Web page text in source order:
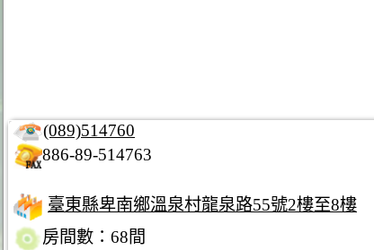
(089)514760
886-89-514763
臺東縣卑南鄉溫泉村龍泉路55號2樓至8樓
房間數：68間